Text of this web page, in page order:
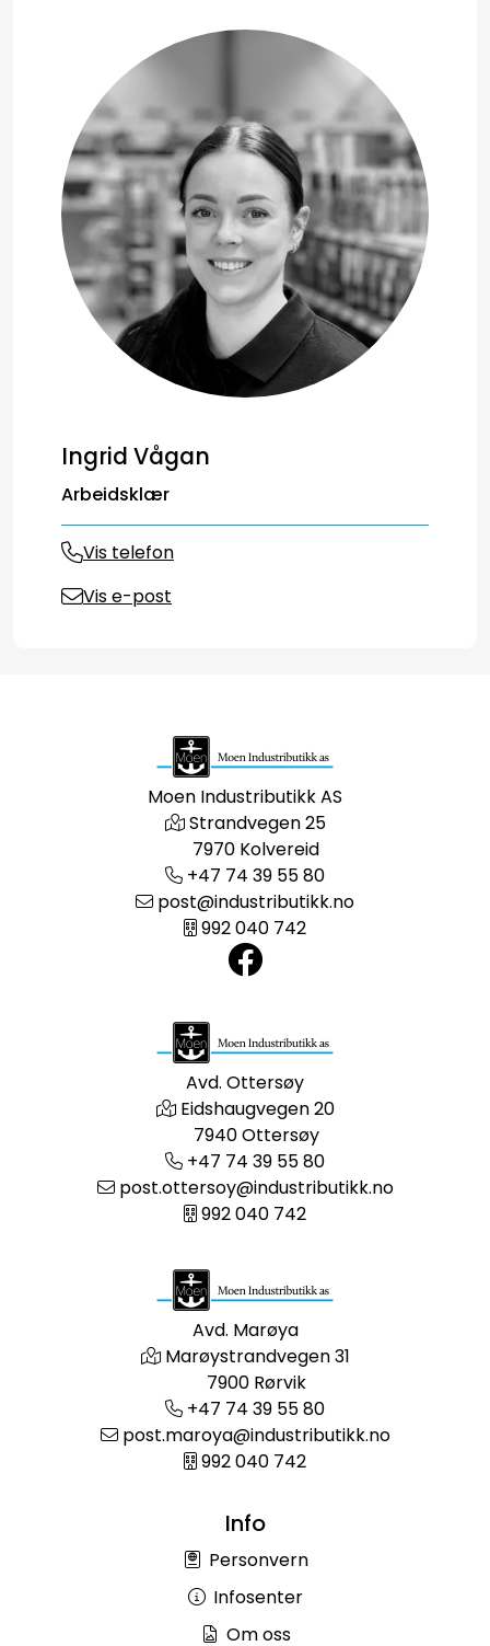
Ingrid Vågan
Arbeidsklær
Vis telefon
Vis e-post
Moen Industributikk AS
Strandvegen 25
7970 Kolvereid
+47 74 39 55 80
post@industributikk.no
992 040 742
Avd. Ottersøy
Eidshaugvegen 20
7940 Ottersøy
+47 74 39 55 80
post.ottersoy@industributikk.no
992 040 742
Avd. Marøya
Marøystrandvegen 31
7900 Rørvik
+47 74 39 55 80
post.maroya@industributikk.no
992 040 742
Info
Personvern
Infosenter
Om oss